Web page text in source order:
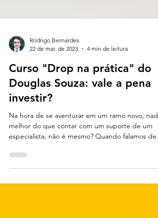
Rodrigo Bernardes
22 de mar. de 2023
4 min de leitura
Curso "Drop na prática" do
Douglas Souza: vale a pena
investir?
melhor do que contar com um suporte de um
especialista, não é mesmo? Quando falamos de...